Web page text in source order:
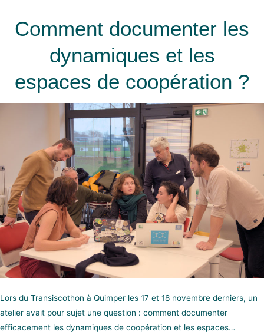
Comment documenter les
dynamiques et les
espaces de coopération ?
Lors du Transiscothon à Quimper les 17 et 18 novembre derniers, un
atelier avait pour sujet une question : comment documenter
efficacement les dynamiques de coopération et les espaces…